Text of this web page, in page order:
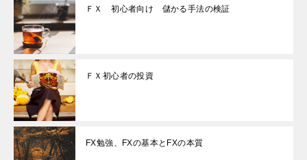
ＦＸ 初心者向け 儲かる手法の検証
ＦＸ初心者の投資
FX勉強、FXの基本とFXの本質